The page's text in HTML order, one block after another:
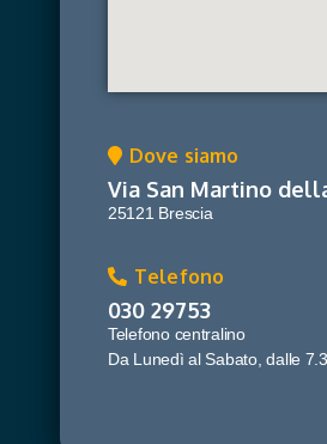
Dove siamo
Via San Martino
25121 Brescia
Telefono
030 29753
Telefono centralino
Da Lunedì al Sabato, dalle